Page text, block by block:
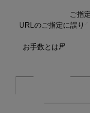
ご指
URLのご指定に誤り
お手数とは思います